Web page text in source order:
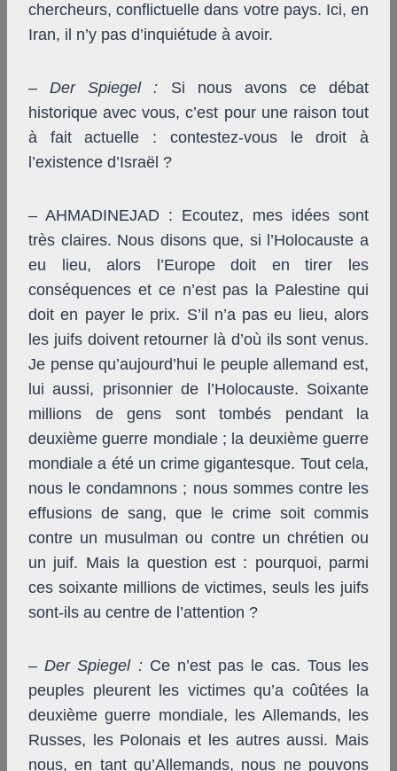
chercheurs, conflictuelle dans votre pays. Ici, en
Iran, il n’y pas d’inquiétude à avoir.
–Der Spiegel : Si nous avons ce débat
historique avec vous, c’est pour une raison tout
à fait actuelle : contestez-vous le droit à
l’existence d’Israël ?
– AHMADINEJAD : Ecoutez, mes idées sont
très claires. Nous disons que, si l’Holocauste a
eu lieu, alors l’Europe doit en tirer les
conséquences et ce n’est pas la Palestine qui
doit en payer le prix. S’il n’a pas eu lieu, alors
les juifs doivent retourner là d’où ils sont venus.
Je pense qu’aujourd’hui le peuple allemand est,
lui aussi, prisonnier de l’Holocauste. Soixante
millions de gens sont tombés pendant la
deuxième guerre mondiale ; la deuxième guerre
mondiale a été un crime gigantesque. Tout cela,
nous le condamnons ; nous sommes contre les
effusions de sang, que le crime soit commis
contre un musulman ou contre un chrétien ou
un juif. Mais la question est : pourquoi, parmi
ces soixante millions de victimes, seuls les juifs
sont-ils au centre de l’attention ?
–Der Spiegel :Ce n’est pas le cas. Tous les
peuples pleurent les victimes qu’a coûtées la
deuxième guerre mondiale, les Allemands, les
Russes, les Polonais et les autres aussi. Mais
nous, en tant qu’Allemands, nous ne pouvons